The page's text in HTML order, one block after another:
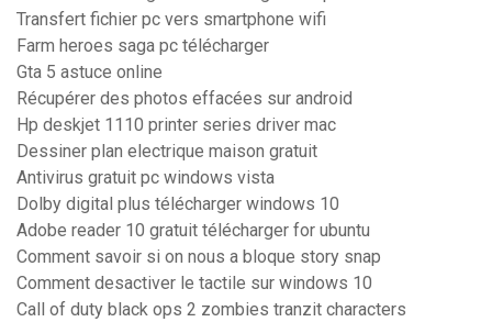
Transfert fichier pc vers smartphone wifi
Farm heroes saga pc télécharger
Gta 5 astuce online
Récupérer des photos effacées sur android
Hp deskjet 1110 printer series driver mac
Dessiner plan electrique maison gratuit
Antivirus gratuit pc windows vista
Dolby digital plus télécharger windows 10
Adobe reader 10 gratuit télécharger for ubuntu
Comment savoir si on nous a bloque story snap
Comment desactiver le tactile sur windows 10
Call of duty black ops 2 zombies tranzit characters